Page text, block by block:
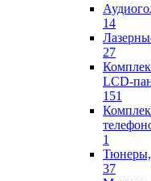
14
27
LCD-
151
1
Тюнеры,
37